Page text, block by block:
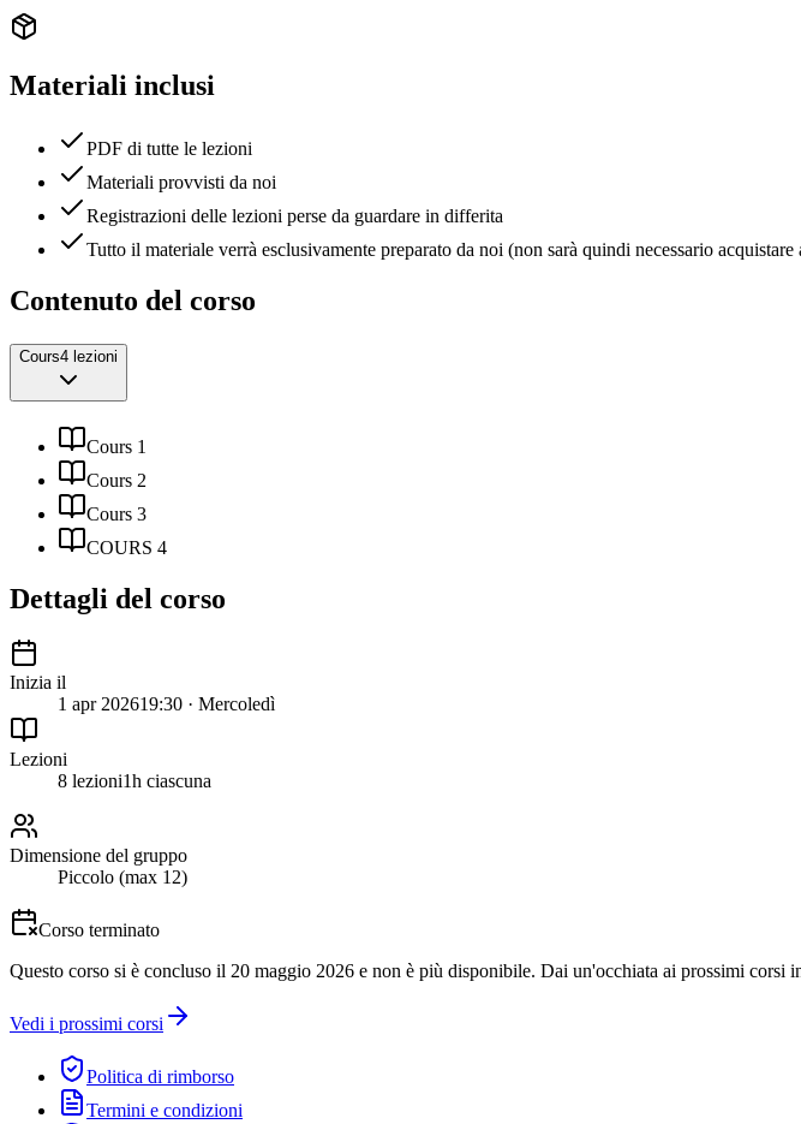
Materiali inclusi
PDF di tutte le lezioni
Materiali provvisti da noi
Registrazioni delle lezioni perse da guardare in differita
Tutto il materiale verrà esclusivamente preparato da noi (non sarà quindi necessario
Contenuto del corso
Cours4 lezioni
Cours 1
Cours 2
Cours 3
COURS 4
Dettagli del corso
Inizia il
1 apr 202619:30 · Mercoledì
Lezioni
8 lezioni1h ciascuna
Dimensione del gruppo
Piccolo (max 12)
Corso terminato
Questo corso si è concluso il 20 maggio 2026 e non è più disponibile. Dai un'occhiata ai prossimi corsi
Vedi i prossimi corsi
Politica di rimborso
Termini e condizioni